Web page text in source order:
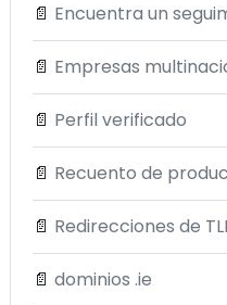
📄 Encuentra un
📄 Empresas
📄 Perfil verificado
📄 Recuento de
📄 Redirecciones de
📄 dominios .ie